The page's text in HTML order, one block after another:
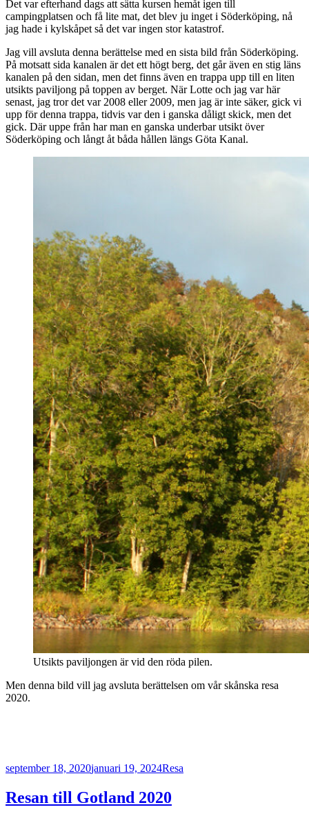
Det var efterhand dags att sätta kursen hemåt igen till
campingplatsen och få lite mat, det blev ju inget i Söderköping, nå
jag hade i kylskåpet så det var ingen stor katastrof.
Jag vill avsluta denna berättelse med en sista bild från Söderköping.
På motsatt sida kanalen är det ett högt berg, det går även en stig läns
kanalen på den sidan, men det finns även en trappa upp till en liten
utsikts paviljong på toppen av berget. När Lotte och jag var här
senast, jag tror det var 2008 eller 2009, men jag är inte säker, gick vi
upp för denna trappa, tidvis var den i ganska dåligt skick, men det
gick. Där uppe från har man en ganska underbar utsikt över
Söderköping och långt åt båda hållen längs Göta Kanal.
Utsikts paviljongen är vid den röda pilen.
Men denna bild vill jag avsluta berättelsen om vår skånska resa
2020.
Postat
september 18, 2020januari 19, 2024Kategorier
Resa
Resan till Gotland 2020